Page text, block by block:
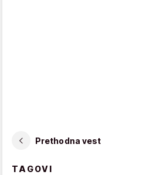
Prethodna vest
TAGOVI